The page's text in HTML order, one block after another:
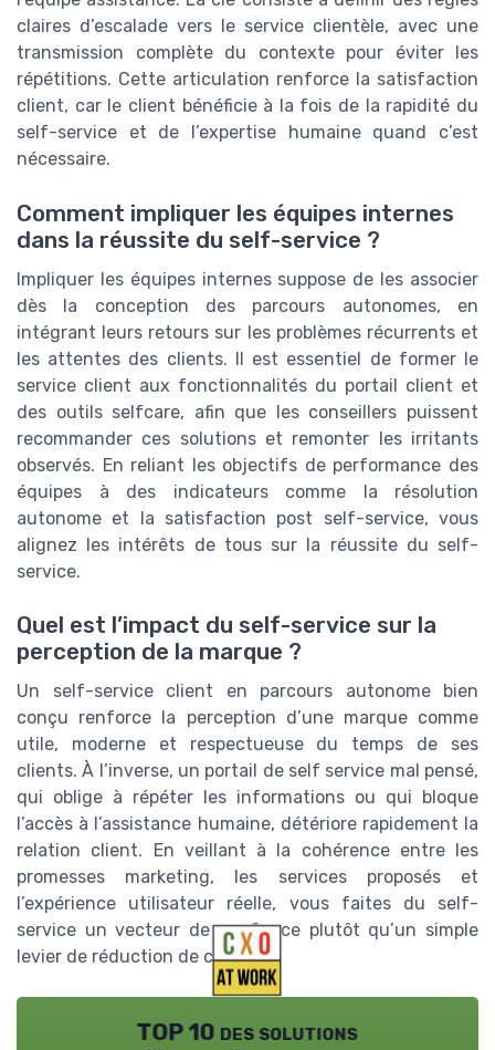
claires d’escalade vers le service clientèle, avec une
transmission complète du contexte pour éviter les
répétitions. Cette articulation renforce la satisfaction
client, car le client bénéficie à la fois de la rapidité du
self-service et de l’expertise humaine quand c’est
nécessaire.
Comment impliquer les équipes internes
dans la réussite du self-service ?
Impliquer les équipes internes suppose de les associer
dès la conception des parcours autonomes, en
intégrant leurs retours sur les problèmes récurrents et
les attentes des clients. Il est essentiel de former le
service client aux fonctionnalités du portail client et
des outils selfcare, afin que les conseillers puissent
recommander ces solutions et remonter les irritants
observés. En reliant les objectifs de performance des
équipes à des indicateurs comme la résolution
autonome et la satisfaction post self-service, vous
alignez les intérêts de tous sur la réussite du self-
service.
Quel est l’impact du self-service sur la
perception de la marque ?
Un self-service client en parcours autonome bien
conçu renforce la perception d’une marque comme
utile, moderne et respectueuse du temps de ses
clients. À l’inverse, un portail de self service mal pensé,
qui oblige à répéter les informations ou qui bloque
l’accès à l’assistance humaine, détériore rapidement la
relation client. En veillant à la cohérence entre les
promesses marketing, les services proposés et
l’expérience utilisateur réelle, vous faites du self-
service un vecteur de confiance plutôt qu’un simple
levier de réduction de coûts.
TOP 10 des solutions